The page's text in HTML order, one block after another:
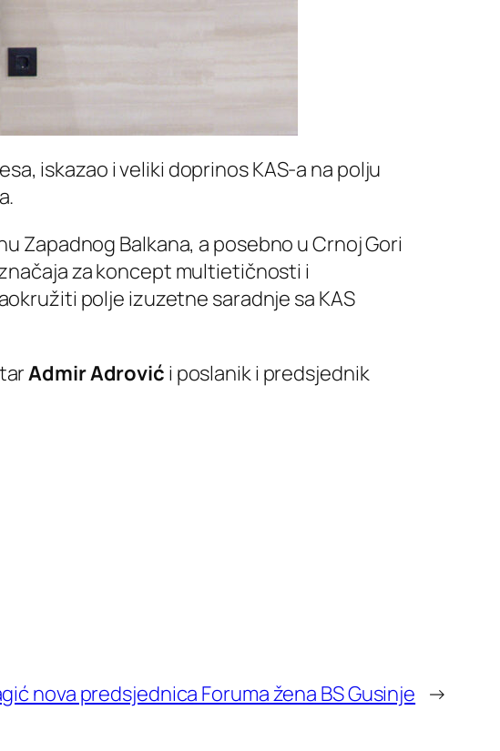
iskazao i veliki doprinos KAS-a na polju
Zapadnog Balkana, a posebno u Crnoj Gori
za koncept multietičnosti i
polje izuzetne saradnje sa KAS
Admir Adrović i poslanik i predsjednik
nova predsjednica Foruma žena BS Gusinje →